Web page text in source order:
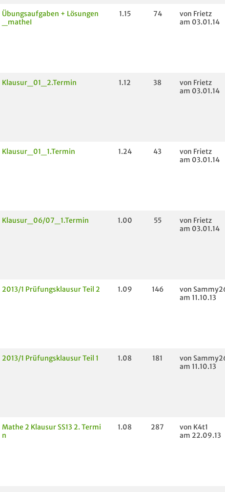
Übungsaufgaben + Lösungen
_matheI
1.15 74
von Frietz
am 03.01.14
Klausur_01_2.Termin 1.12 38
von Frietz
am 03.01.14
Klausur_01_1.Termin 1.24 43
von Frietz
am 03.01.14
Klausur_06/07_1.Termin 1.00 55
von Frietz
am 03.01.14
2013/1 Prüfungsklausur Teil 2 1.09 146
von
am 11.10.13
2013/1 Prüfungsklausur Teil 1 1.08 181
von
am 11.10.13
Mathe 2 Klausur SS13 2. Termi
n
1.08 287
von K4t1
am 22.09.13